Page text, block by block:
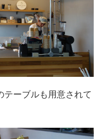
ーブルも用意されて